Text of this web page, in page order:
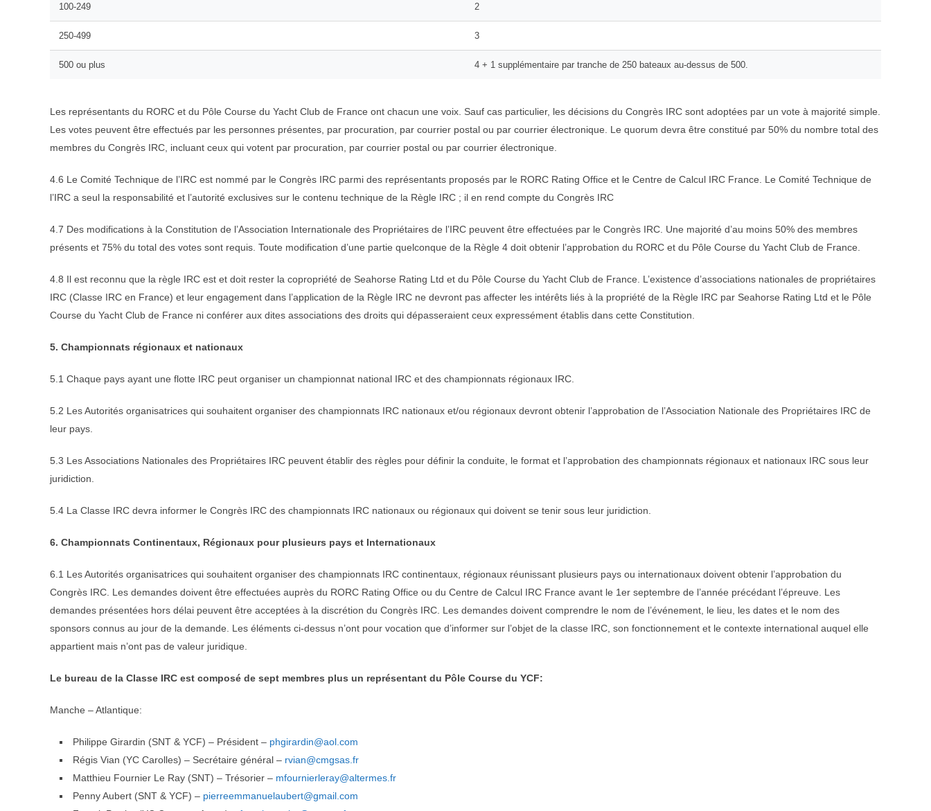
100-249 2
250-499 3
500 ou plus 4 + 1 supplémentaire par tranche de 250 bateaux au-dessus de 500.
Les représentants du RORC et du Pôle Course du Yacht Club de France ont chacun une voix. Sauf cas particulier, les décisions du Congrès IRC sont adoptées par un vote à majorité simple.
Les votes peuvent être effectués par les personnes présentes, par procuration, par courrier postal ou par courrier électronique. Le quorum devra être constitué par 50% du nombre total des
membres du Congrès IRC, incluant ceux qui votent par procuration, par courrier postal ou par courrier électronique.
4.6 Le Comité Technique de l’IRC est nommé par le Congrès IRC parmi des représentants proposés par le RORC Rating Office et le Centre de Calcul IRC France. Le Comité Technique de
l’IRC a seul la responsabilité et l’autorité exclusives sur le contenu technique de la Règle IRC ; il en rend compte du Congrès IRC
4.7 Des modifications à la Constitution de l’Association Internationale des Propriétaires de l’IRC peuvent être effectuées par le Congrès IRC. Une majorité d’au moins 50% des membres
présents et 75% du total des votes sont requis. Toute modification d’une partie quelconque de la Règle 4 doit obtenir l’approbation du RORC et du Pôle Course du Yacht Club de France.
4.8 Il est reconnu que la règle IRC est et doit rester la copropriété de Seahorse Rating Ltd et du Pôle Course du Yacht Club de France. L’existence d’associations nationales de propriétaires
IRC (Classe IRC en France) et leur engagement dans l’application de la Règle IRC ne devront pas affecter les intérêts liés à la propriété de la Règle IRC par Seahorse Rating Ltd et le Pôle
Course du Yacht Club de France ni conférer aux dites associations des droits qui dépasseraient ceux expressément établis dans cette Constitution.
5. Championnats régionaux et nationaux
5.1 Chaque pays ayant une flotte IRC peut organiser un championnat national IRC et des championnats régionaux IRC.
5.2 Les Autorités organisatrices qui souhaitent organiser des championnats IRC nationaux et/ou régionaux devront obtenir l’approbation de l’Association Nationale des Propriétaires IRC de
leur pays.
5.3 Les Associations Nationales des Propriétaires IRC peuvent établir des règles pour définir la conduite, le format et l’approbation des championnats régionaux et nationaux IRC sous leur
juridiction.
5.4 La Classe IRC devra informer le Congrès IRC des championnats IRC nationaux ou régionaux qui doivent se tenir sous leur juridiction.
6. Championnats Continentaux, Régionaux pour plusieurs pays et Internationaux
6.1 Les Autorités organisatrices qui souhaitent organiser des championnats IRC continentaux, régionaux réunissant plusieurs pays ou internationaux doivent obtenir l’approbation du
Congrès IRC. Les demandes doivent être effectuées auprès du RORC Rating Office ou du Centre de Calcul IRC France avant le 1er septembre de l’année précédant l’épreuve. Les
demandes présentées hors délai peuvent être acceptées à la discrétion du Congrès IRC. Les demandes doivent comprendre le nom de l’événement, le lieu, les dates et le nom des
sponsors connus au jour de la demande. Les éléments ci-dessus n’ont pour vocation que d’informer sur l’objet de la classe IRC, son fonctionnement et le contexte international auquel elle
appartient mais n’ont pas de valeur juridique.
Le bureau de la Classe IRC est composé de sept membres plus un représentant du Pôle Course du YCF:
Manche – Atlantique:
Philippe Girardin (SNT & YCF) – Président – phgirardin@aol.com
Régis Vian (YC Carolles) – Secrétaire général – rvian@cmgsas.fr
Matthieu Fournier Le Ray (SNT) – Trésorier – mfournierleray@altermes.fr
Penny Aubert (SNT & YCF) – pierreemmanuelaubert@gmail.com